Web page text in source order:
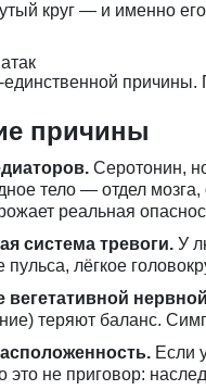
круг — и именно
причины.
причины
Серотонин,
тело — отдел мозга,
реальная
система тревоги. У
лёгкое
вегетативной
теряют баланс.
Если
не приговор: